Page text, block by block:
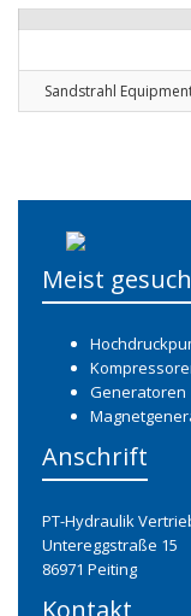
Sandstrahl
Meist
Generatoren
Anschrift
PT-Hydraulik
Untereggstraße 15
86971 Peiting
Kontakt